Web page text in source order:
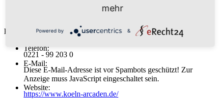
Kontakt:
Telefon:
0221 - 99 203 0
E-Mail:
Diese E-Mail-Adresse ist vor Spambots geschützt! Zur
Anzeige muss JavaScript eingeschaltet sein.
Website:
https://www.koeln-arcaden.de/
mehr
Powered by &